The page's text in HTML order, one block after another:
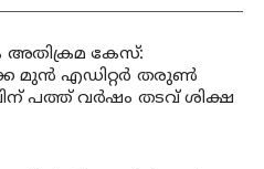
അതിക്രമ കേസ്:
മുൻ എഡിറ്റർ തരുൺ
പത്ത് വർഷം തടവ് ശിക്ഷ